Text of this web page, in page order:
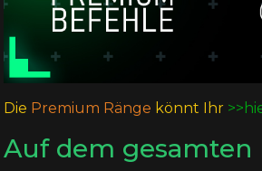
Die Premium Ränge könnt Ihr
Auf dem gesamten